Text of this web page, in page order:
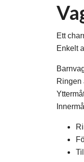
Ett
Enkelt
Ringen